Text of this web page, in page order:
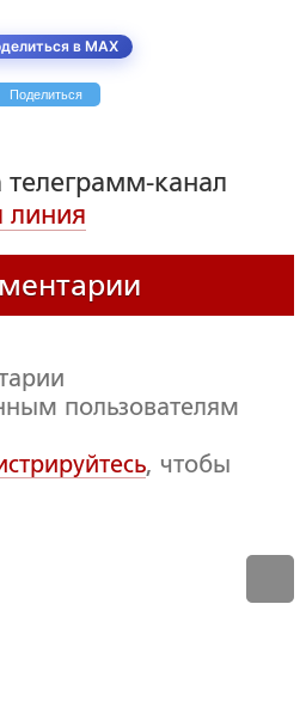
в MAX
Поделиться
канал
линия
пользователям
, чтобы